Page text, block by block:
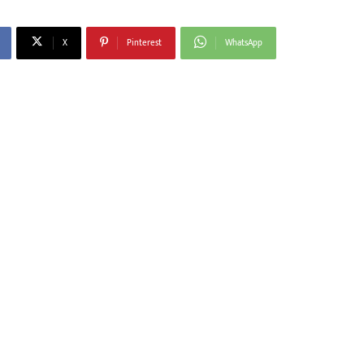
X Pinterest WhatsApp